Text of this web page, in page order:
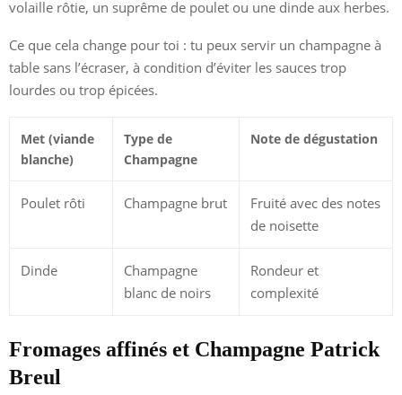
volaille rôtie, un suprême de poulet ou une dinde aux herbes.
Ce que cela change pour toi : tu peux servir un champagne à
table sans l’écraser, à condition d’éviter les sauces trop
lourdes ou trop épicées.
Met (viande
blanche)
Type de
Champagne
Note de dégustation
Poulet rôti Champagne brut
Fruité avec des notes
de noisette
Dinde
Champagne
blanc de noirs
Rondeur et
complexité
Fromages affinés et Champagne Patrick
Breul